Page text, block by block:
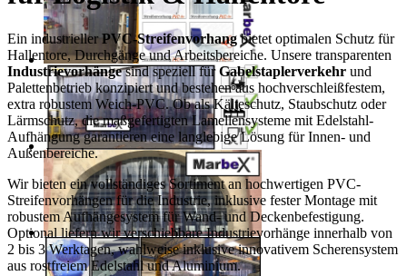
Ein industriellerPVC-Streifenvorhangbietet optimalen Schutz für
Hallentore, Durchgänge und Arbeitsbereiche. Unsere transparenten
Industrievorhängesind speziell fürGabelstaplerverkehr und
Palettenbetrieb konzipiert und bestehen aus hochverschleißfestem,
extra robustem Weich-PVC. Ob als Kälteschutz, Staubschutz oder
Lärmschutz, die maßgefertigten Lamellensysteme mit Edelstahl-
Aufhängung garantieren eine langlebige Lösung für Innen- und
Außenbereiche.
Wir bieten ein vollständiges Sortiment an hochwertigen PVC-
Streifenvorhängen für die Industrie, inklusive fester Montage mit
robustem Aufhängesystem für Wand- und Deckenbefestigung.
Optional liefern wir verschiebbare Industrievorhänge innerhalb von
2 bis 3 Werktagen, wahlweise inklusive innovativem Scherensystem
aus rostfreiem Edelstahl und Aluminium.